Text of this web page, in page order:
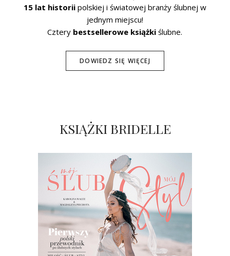
15 lat historiipolskiej i światowej branży ślubnej w
jednym miejscu!
Cztery bestsellerowe książki ślubne.
DOWIEDZ SIĘ WIĘCEJ
KSIĄŻKI BRIDELLE